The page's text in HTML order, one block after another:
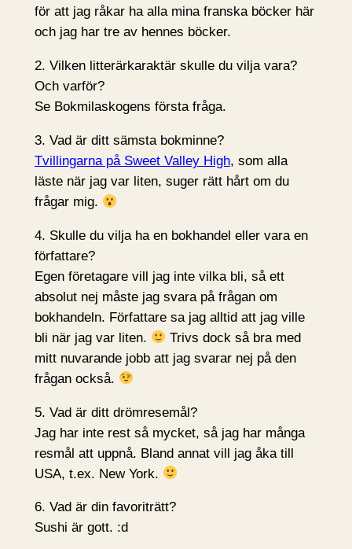
för att jag råkar ha alla mina franska böcker här
och jag har tre av hennes böcker.
2. Vilken litterärkaraktär skulle du vilja vara?
Och varför?
Se Bokmilaskogens första fråga.
3. Vad är ditt sämsta bokminne?
Tvillingarna på Sweet Valley High, som alla
läste när jag var liten, suger rätt hårt om du
frågar mig.
4. Skulle du vilja ha en bokhandel eller vara en
författare?
Egen företagare vill jag inte vilka bli, så ett
absolut nej måste jag svara på frågan om
bokhandeln. Författare sa jag alltid att jag ville
bli när jag var liten.
Trivs dock så bra med
mitt nuvarande jobb att jag svarar nej på den
frågan också.
5. Vad är ditt drömresemål?
Jag har inte rest så mycket, så jag har många
resmål att uppnå. Bland annat vill jag åka till
USA, t.ex. New York.
6. Vad är din favoriträtt?
Sushi är gott. :d